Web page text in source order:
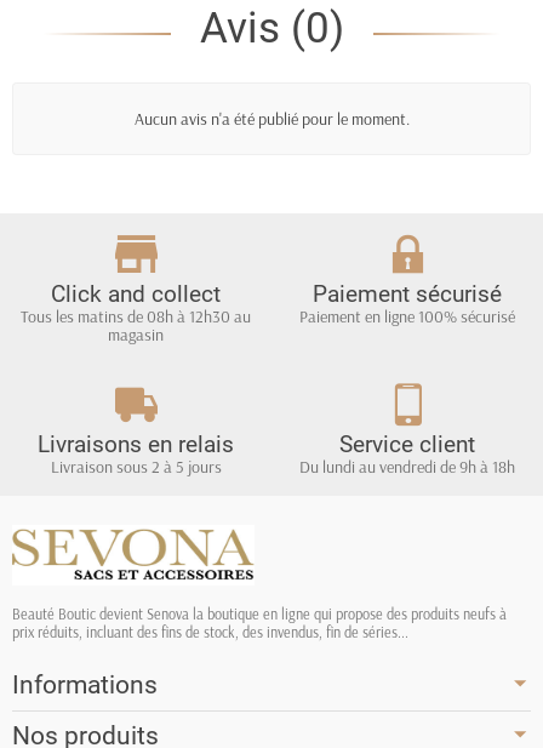
Avis (0)
Aucun avis n'a été publié pour le moment.
Click and collect
Tous les matins de 08h à 12h30 au
magasin
Paiement sécurisé
Paiement en ligne 100% sécurisé
Livraisons en relais
Livraison sous 2 à 5 jours
Service client
Du lundi au vendredi de 9h à 18h
Beauté Boutic devient Senova la boutique en ligne qui propose des produits neufs à
prix réduits, incluant des fins de stock, des invendus, fin de séries...
Informations
Nos produits